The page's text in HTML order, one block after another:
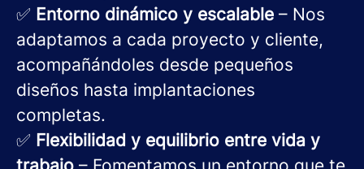
✅ Entorno dinámico y escalable – Nos
adaptamos a cada proyecto y cliente,
acompañándoles desde pequeños
diseños hasta implantaciones
completas.
✅ Flexibilidad y equilibrio entre vida y